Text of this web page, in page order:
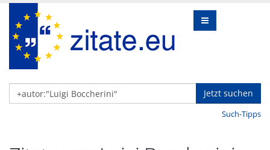
Jetzt suchen
Such-Tipps